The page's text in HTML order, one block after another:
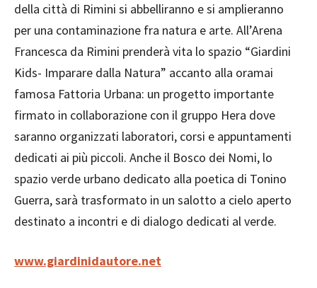
della città di Rimini si abbelliranno e si amplieranno
per una contaminazione fra natura e arte. All’Arena
Francesca da Rimini prenderà vita lo spazio “Giardini
Kids- Imparare dalla Natura” accanto alla oramai
famosa Fattoria Urbana: un progetto importante
firmato in collaborazione con il gruppo Hera dove
saranno organizzati laboratori, corsi e appuntamenti
dedicati ai più piccoli. Anche il Bosco dei Nomi, lo
spazio verde urbano dedicato alla poetica di Tonino
Guerra, sarà trasformato in un salotto a cielo aperto
destinato a incontri e di dialogo dedicati al verde.
www.giardinidautore.net